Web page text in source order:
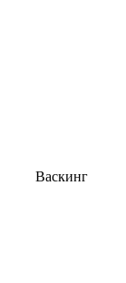
Васкинг